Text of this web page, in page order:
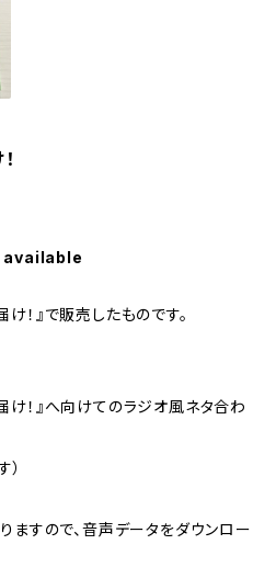
！』で販売したものです。
け！』へ向けてのラジオ風ネタ合わ
ますので、音声データをダウンロー